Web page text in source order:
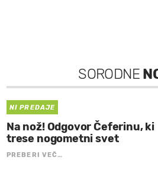
SORODNE
NI PREDAJE
Na nož! Odgovor Čeferinu, ki
trese nogometni svet
PREBERI VEČ…